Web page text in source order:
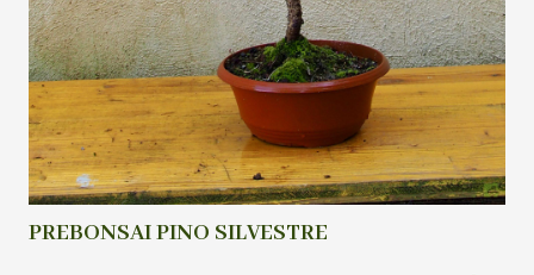
PREBONSAI PINO SILVESTRE